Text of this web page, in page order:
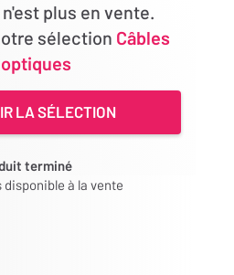
plus en vente.
sélection Câbles
optiques
LA SÉLECTION
terminé
disponible à la vente